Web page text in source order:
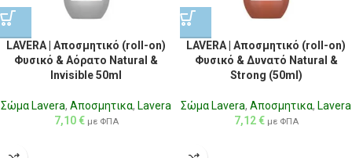
LAVERA | Αποσμητικό (roll-on)
Φυσικό & Αόρατο Natural &
Invisible 50ml
Σώμα Lavera, Αποσμητικα, Lavera
7,10€ με ΦΠΑ
LAVERA | Αποσμητικό (roll-on)
Φυσικό & Δυνατό Natural &
Strong (50ml)
Σώμα Lavera, Αποσμητικα, Lavera
7,12€ με ΦΠΑ